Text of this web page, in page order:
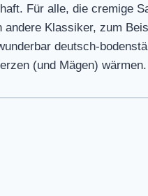
Für alle, die cremige
Klassiker, zum
deutsch-
(und Mägen) wärmen.